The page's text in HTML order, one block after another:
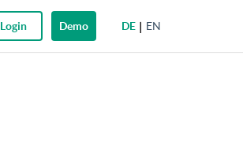
DE EN
Login Demo